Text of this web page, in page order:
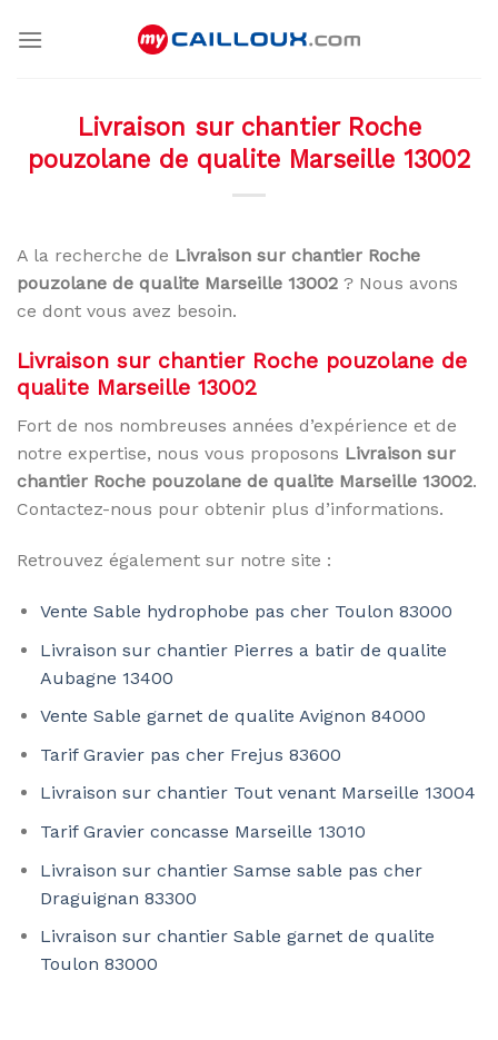
Livraison sur chantier Roche
pouzolane de qualite Marseille 13002
A la recherche de Livraison sur chantier Roche
pouzolane de qualite Marseille 13002 ? Nous avons
ce dont vous avez besoin.
Livraison sur chantier Roche pouzolane de
qualite Marseille 13002
Fort de nos nombreuses années d’expérience et de
notre expertise, nous vous proposons Livraison sur
chantier Roche pouzolane de qualite Marseille 13002.
Contactez-nous pour obtenir plus d’informations.
Retrouvez également sur notre site :
Vente Sable hydrophobe pas cher Toulon 83000
Livraison sur chantier Pierres a batir de qualite
Aubagne 13400
Vente Sable garnet de qualite Avignon 84000
Tarif Gravier pas cher Frejus 83600
Livraison sur chantier Tout venant Marseille 13004
Tarif Gravier concasse Marseille 13010
Livraison sur chantier Samse sable pas cher
Draguignan 83300
Livraison sur chantier Sable garnet de qualite
Toulon 83000